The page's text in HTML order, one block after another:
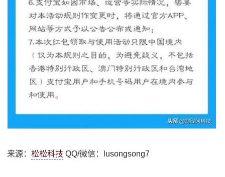
来源：松松科技 QQ/微信：lusongsong7